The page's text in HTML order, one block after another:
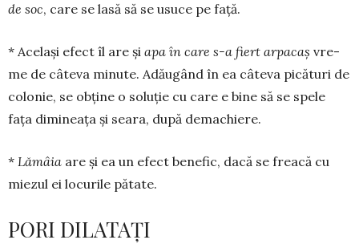
de soc, care se lasă să se usuce pe față.
* Același efect îl are și apa în care s-a fiert arpacaș vre­
me de câteva mi­nu­te. Adă­u­gând în ea câteva picături de
colonie, se obține o so­lu­ție cu care e bine să se spe­le
fața dimineața și sea­ra, după demachiere.
* Lămâia are și ea un efect benefic, dacă se frea­că cu
miezul ei locurile pătate.
PORI DILATAȚI